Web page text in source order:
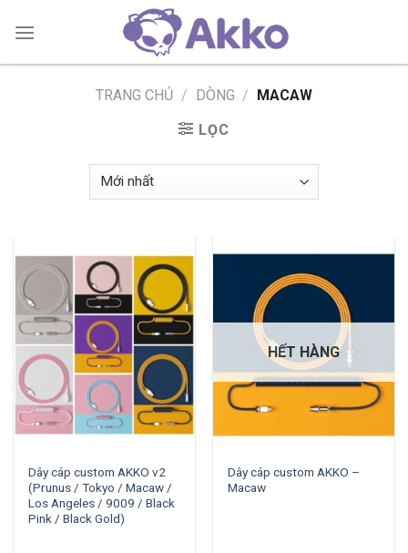
TRANG CHỦ / DÒNG / MACAW
LỌC
Dây cáp custom AKKO v2
(Prunus / Tokyo / Macaw /
Los Angeles / 9009 / Black
Pink / Black Gold)
HẾT HÀNG
Dây cáp custom AKKO –
Macaw